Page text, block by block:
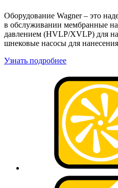
Оборудование Wagner – это
в обслуживании мембранные
давлением (HVLP/XVLP) для
шнековые насосы для
Узнать подробнее